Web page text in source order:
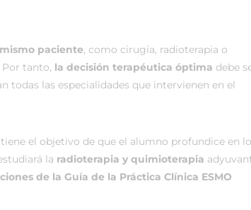
paciente, como cirugía, radioterapia o
Por tanto, la decisión terapéutica óptima debe
las especialidades que intervienen en el
el objetivo de que el alumno profundice en
la radioterapia y quimioterapia
de la Guía de la Práctica Clínica ESMO